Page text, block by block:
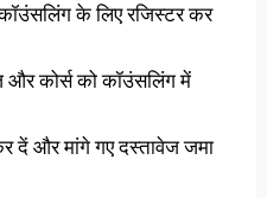
के लिए रजिस्टर कर
कोर्स को कॉउंसलिंग में
दें और मांगे गए दस्तावेज जमा